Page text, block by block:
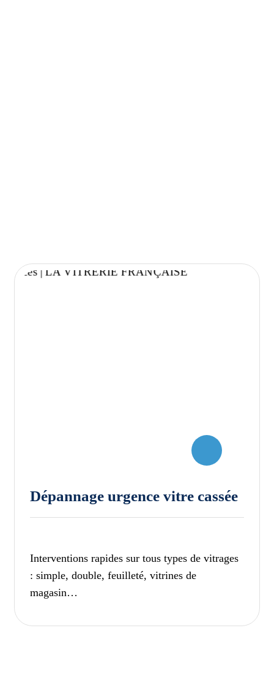
Dépannage urgence vitre cassée
Interventions rapides sur tous types de vitrages
: simple, double, feuilleté, vitrines de
magasin…